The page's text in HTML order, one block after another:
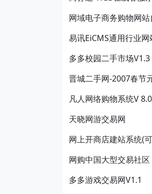
网域电子商务购物网
易讯EiCMS通用行业
多多校园二手市场V1.3
晋城二手网-2007春节
凡人网络购物系统V
天晓网游交易网
网上开商店建站系统(
网购中国大型交易社区
多多游戏交易网V1.1